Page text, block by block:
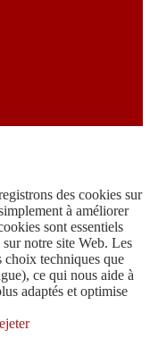
des cookies sur
à améliorer
sont essentiels
notre site Web. Les
choix techniques que
ce qui nous aide à
adaptés et optimise